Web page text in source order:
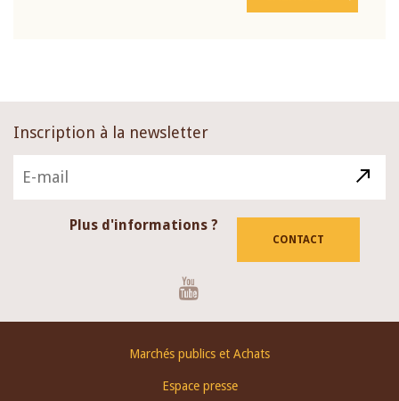
Inscription à la newsletter
Plus d'informations ?
CONTACT
Marchés publics et Achats
Espace presse